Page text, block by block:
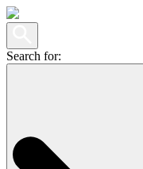
Search for: